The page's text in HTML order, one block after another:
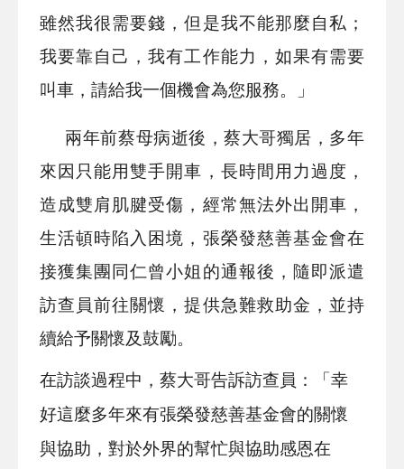
雖然我很需要錢，但是我不能那麼自私；
我要靠自己，我有工作能力，如果有需要
叫車，請給我一個機會為您服務。」
兩年前蔡母病逝後，蔡大哥獨居，多年
來因只能用雙手開車，長時間用力過度，
造成雙肩肌腱受傷，經常無法外出開車，
生活頓時陷入困境，張榮發慈善基金會在
接獲集團同仁曾小姐的通報後，隨即派遣
訪查員前往關懷，提供急難救助金，並持
續給予關懷及鼓勵。
在訪談過程中，蔡大哥告訴訪查員：「幸
好這麼多年來有張榮發慈善基金會的關懷
與協助，對於外界的幫忙與協助感恩在